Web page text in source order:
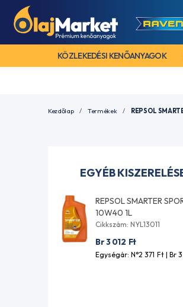
KÖZLEKEDÉSI KENŐANYAGOK
Kezdőlap Termékek REPSOL
EGYÉB
REPSOL SMARTER
10W40 1L
Cikkszám: NYL13011
Br 3 012 Ft
Egységár: N°2 371 Ft | Br